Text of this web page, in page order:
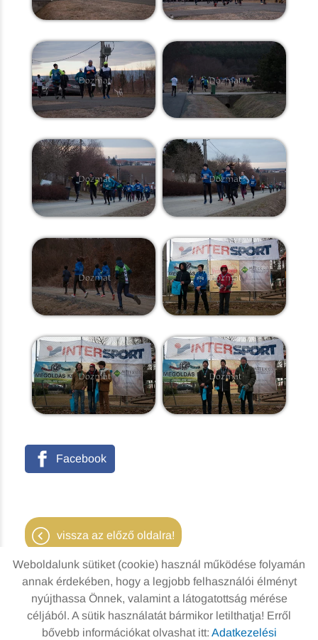
Facebook
vissza az előző oldalra!
Oldal információk
Adatkezelési tájékoztató
Impresszum
Sütik kezelése
Weboldalunk sütiket (cookie) használ működése folyamán
annak érdekében, hogy a legjobb felhasználói élményt
nyújthassa Önnek, valamint a látogatottság mérése
céljából. A sütik használatát bármikor letilthatja! Erről
bővebb információkat olvashat itt: Adatkezelési